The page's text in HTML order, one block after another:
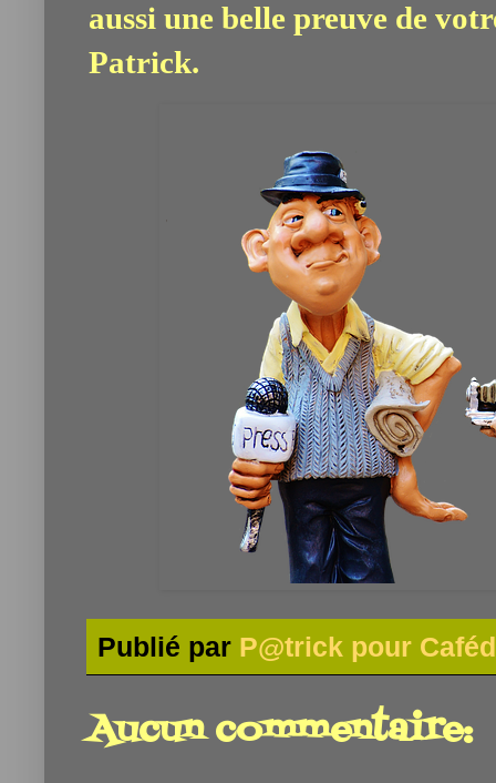
aussi une belle preuve de
Patrick.
Publié par P@trick pour
Aucun commentaire: